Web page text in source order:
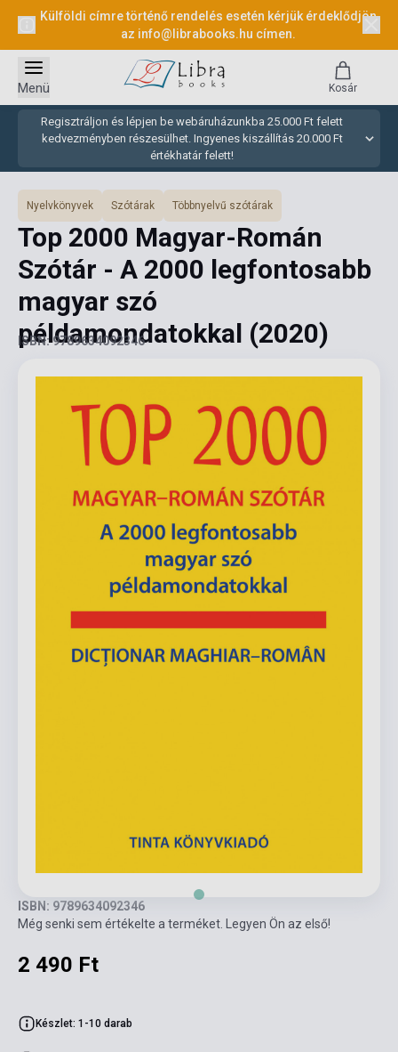
Külföldi címre történő rendelés esetén kérjük érdeklődjön
az info@librabooks.hu címen.
Regisztráljon és lépjen be webáruházunkba 25.000 Ft felett
kedvezményben részesülhet. Ingyenes kiszállítás 20.000 Ft
értékhatár felett!
Menü Kosár
Nyelvkönyvek Szótárak Többnyelvű szótárak
Top 2000 Magyar-Román
Szótár - A 2000 legfontosabb
magyar szó
példamondatokkal (2020)
ISBN: 9789634092346
ISBN: 9789634092346
Még senki sem értékelte a terméket. Legyen Ön az első!
2 490 Ft
Készlet: 1-10 darab